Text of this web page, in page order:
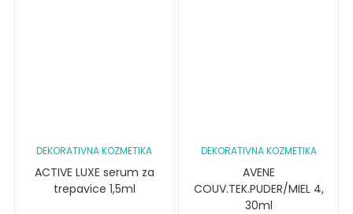
DEKORATIVNA KOZMETIKA
ACTIVE LUXE serum za
trepavice 1,5ml
DEKORATIVNA KOZMETIKA
AVENE
COUV.TEK.PUDER/MIEL 4,
30ml